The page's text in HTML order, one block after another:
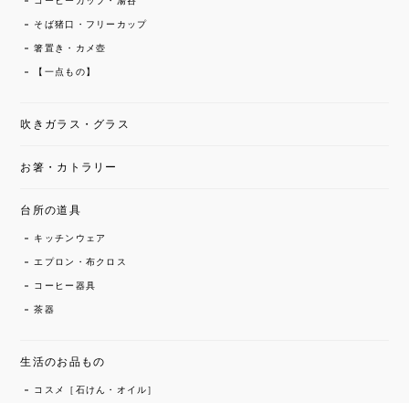
そば猪口・フリーカップ
箸置き・カメ壺
【一点もの】
吹きガラス・グラス
お箸・カトラリー
台所の道具
キッチンウェア
エプロン・布クロス
コーヒー器具
茶器
生活のお品もの
コスメ［石けん・オイル］